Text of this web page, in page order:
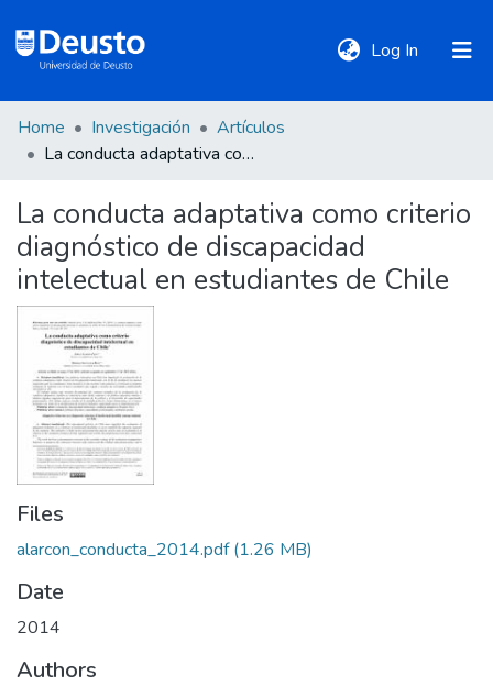
Log In (current)
DeustoTeka
Communities
&
Collections
All of DSpace
Statistics
Policies
Home Investigación
Artículos
La conducta adaptativa como criterio diagnóstico de discapacidad intelectual en estudiantes de Chile
La conducta adaptativa como criterio
diagnóstico de discapacidad
intelectual en estudiantes de Chile
Files
alarcon_conducta_2014.pdf(1.26 MB)
Date
2014
Authors